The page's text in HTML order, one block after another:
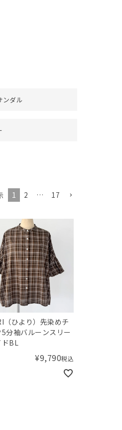
ンダル
1 2 … 17
（ひより）先染めチ
分袖バルーンスリー
ドBL
¥9,790税込